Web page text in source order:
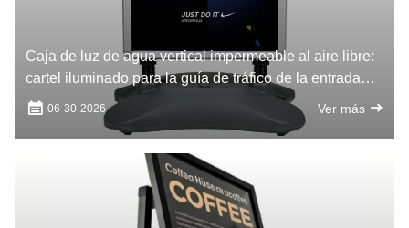
Caja de luz de agua vertical impermeable al aire libre:
cartel iluminado para la guía de tráfico de la entrada
del té de leche y el restaurante
06-30-2026 Ver más